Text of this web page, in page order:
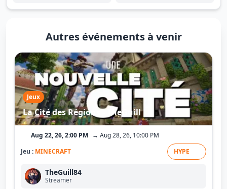
Autres événements à venir
Jeux
La Cité des Régions - TheGuill
Aug 22, 26, 2:00 PM → Aug 28, 26, 10:00 PM
Jeu : MINECRAFT HYPE
TheGuill84
Streamer